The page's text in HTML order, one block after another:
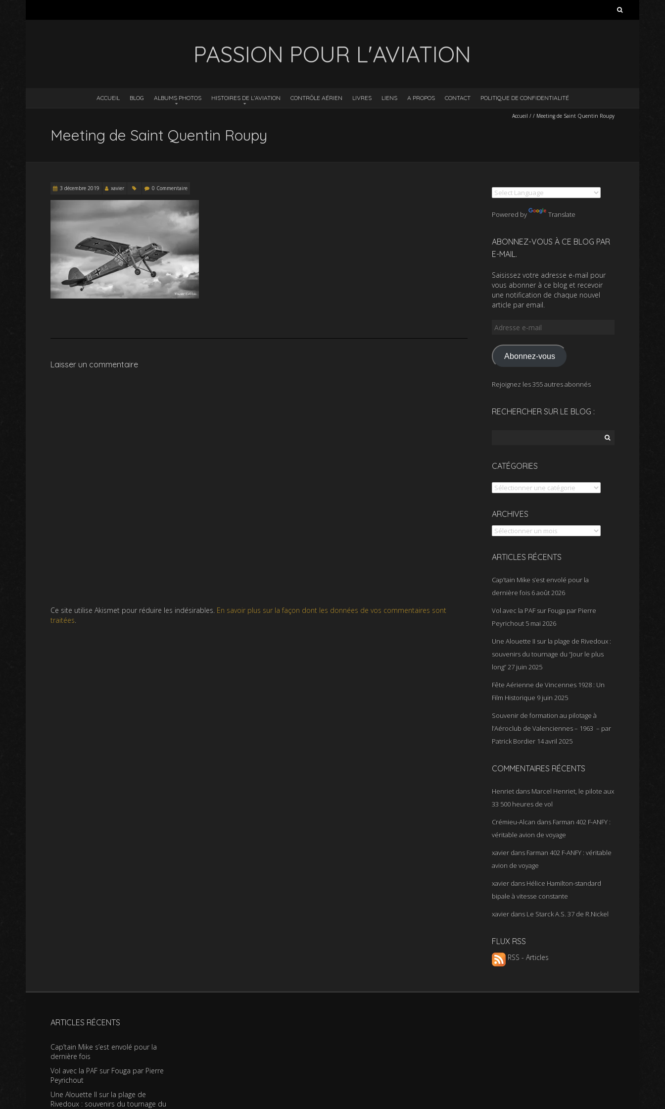
PASSION POUR L'AVIATION
ACCUEIL BLOG ALBUMS PHOTOS HISTOIRES DE L’AVIATION CONTRÔLE AÉRIEN LIVRES LIENS A PROPOS CONTACT POLITIQUE DE CONFIDENTIALITÉ
Accueil // Meeting de Saint Quentin Roupy
Meeting de Saint Quentin Roupy
3 décembre 2019 xavier 0 Commentaire
Laisser un commentaire
Ce site utilise Akismet pour réduire les indésirables. En savoir plus sur la façon dont les données de vos commentaires sont
traitées.
Powered by Translate
ABONNEZ-VOUS À CE BLOG PAR
E-MAIL.
Saisissez votre adresse e-mail pour
vous abonner à ce blog et recevoir
une notification de chaque nouvel
article par email.
Adresse
mail
Abonnez-vous
Rejoignez les 355 autres abonnés
RECHERCHER SUR LE BLOG :
CATÉGORIES
Catégories
ARCHIVES
Archives
ARTICLES RÉCENTS
Cap’tain Mike s’est envolé pour la
dernière fois 6 août 2026
Vol avec la PAF sur Fouga par Pierre
Peyrichout 5 mai 2026
Une Alouette II sur la plage de Rivedoux :
souvenirs du tournage du “Jour le plus
long”27 juin 2025
Fête Aérienne de Vincennes 1928 : Un
Film Historique 9 juin 2025
Souvenir de formation au pilotage à
l’Aéroclub de Valenciennes – 1963 – par
Patrick Bordier 14 avril 2025
COMMENTAIRES RÉCENTS
Henriet dans Marcel Henriet, le pilote aux
33 500 heures de vol
Crémieu-Alcan dans Farman 402 F-ANFY :
véritable avion de voyage
xavier dans Farman 402 F-ANFY : véritable
avion de voyage
xavier dans Hélice Hamilton-standard
bipale à vitesse constante
xavier dans Le Starck A.S. 37 de R.Nickel
FLUX RSS
RSS - Articles
ARTICLES RÉCENTS
Cap’tain Mike s’est envolé pour la
dernière fois
Vol avec la PAF sur Fouga par Pierre
Peyrichout
Une Alouette II sur la plage de
Rivedoux : souvenirs du tournage du